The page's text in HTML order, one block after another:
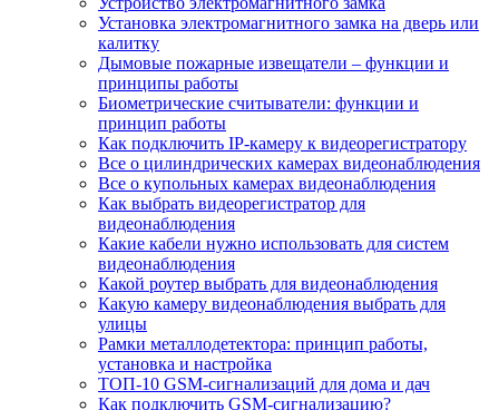
Установка электромагнитного замка на дверь или
калитку
Дымовые пожарные извещатели – функции и
принципы работы
Биометрические считыватели: функции и
принцип работы
Как подключить IP-камеру к видеорегистратору
Все о цилиндрических камерах видеонаблюдения
Все о купольных камерах видеонаблюдения
Как выбрать видеорегистратор для
видеонаблюдения
Какие кабели нужно использовать для систем
видеонаблюдения
Какой роутер выбрать для видеонаблюдения
Какую камеру видеонаблюдения выбрать для
улицы
Рамки металлодетектора: принцип работы,
установка и настройка
ТОП-10 GSM-сигнализаций для дома и дач
Как подключить GSM-сигнализацию?